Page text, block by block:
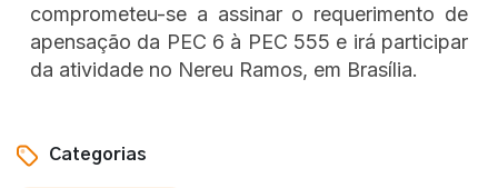
comprometeu-se a assinar o requerimento de
apensação da PEC 6 à PEC 555 e irá participar
da atividade no Nereu Ramos, em Brasília.
Categorias